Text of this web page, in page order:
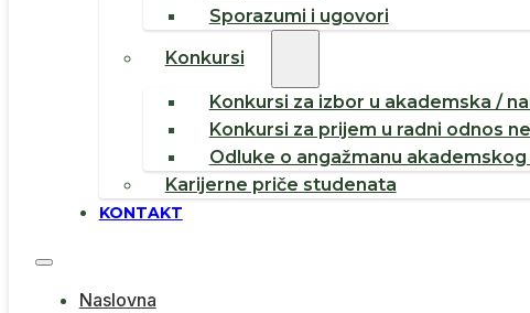
Sporazumi i ugovori
Konkursi
Konkursi za izbor u akademska /
Konkursi za prijem u radni odnos
Odluke o angažmanu
Karijerne priče studenata
KONTAKT
Naslovna